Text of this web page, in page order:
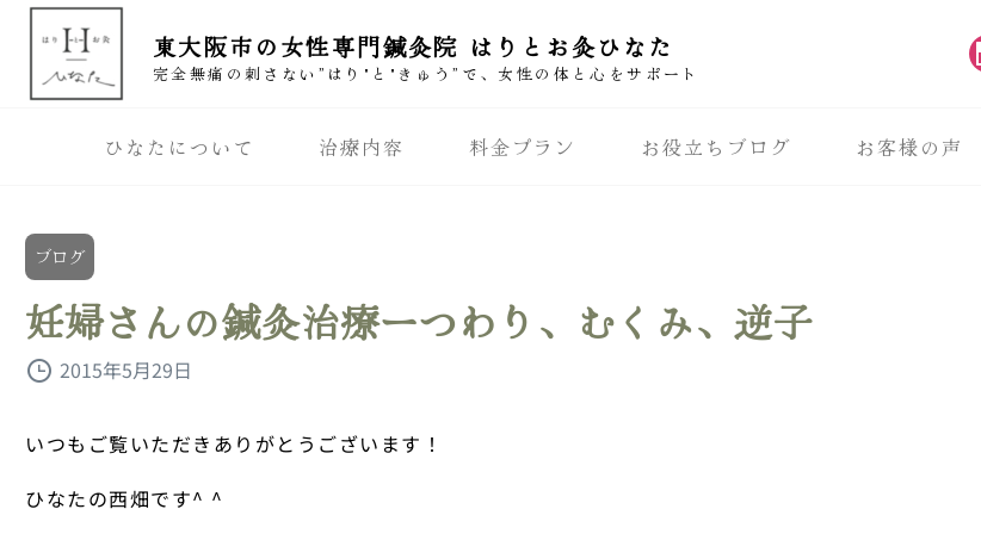
東大阪市の女性専門鍼灸院 はりとお灸ひなた
完全無痛の刺さない”はり"と"きゅう”で、女性の体と心をサポート
ひなたについて 治療内容 料金プラン お役立ちブログ お客様の声
ブログ
妊婦さんの鍼灸治療ーつわり、むくみ、逆子
2015年5月29日
いつもご覧いただきありがとうございます！
ひなたの西畑です^ ^